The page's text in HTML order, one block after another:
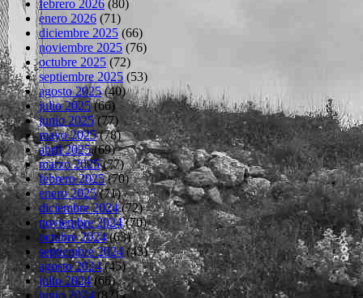
febrero 2026 (80)
enero 2026 (71)
diciembre 2025 (66)
noviembre 2025 (76)
octubre 2025 (72)
septiembre 2025 (53)
agosto 2025(40)
julio 2025(66)
junio 2025(77)
mayo 2025(78)
abril 2025(69)
marzo 2025(77)
febrero 2025(70)
enero 2025(71)
diciembre 2024(72)
noviembre 2024(70)
octubre 2024(63)
septiembre 2024(43)
agosto 2024(45)
julio 2024(66)
junio 2024 (82)